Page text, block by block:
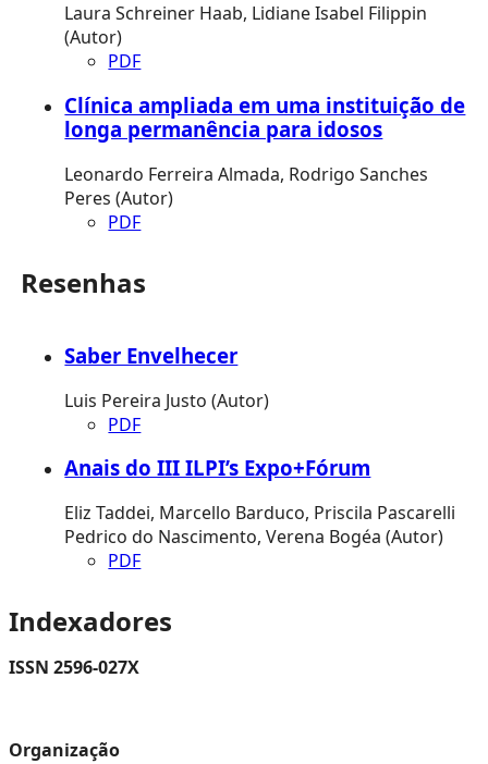
Laura Schreiner Haab, Lidiane Isabel Filippin
(Autor)
PDF
Clínica ampliada em uma instituição de
longa permanência para idosos
Leonardo Ferreira Almada, Rodrigo Sanches
Peres (Autor)
PDF
Resenhas
Saber Envelhecer
Luis Pereira Justo (Autor)
PDF
Anais do III ILPI’s Expo+Fórum
Eliz Taddei, Marcello Barduco, Priscila Pascarelli
Pedrico do Nascimento, Verena Bogéa (Autor)
PDF
Indexadores
ISSN 2596-027X
Organização